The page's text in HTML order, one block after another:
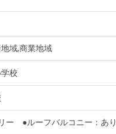
域,商業地域
校
ー ●ルーフバルコニー：あり